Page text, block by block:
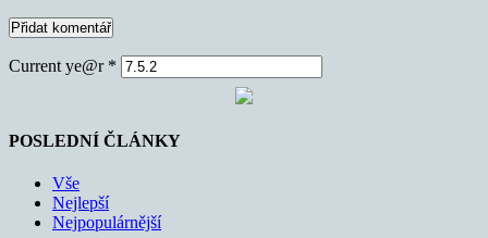
Current ye@r *
POSLEDNÍ ČLÁNKY
Vše
Nejlepší
Nejpopulárnější